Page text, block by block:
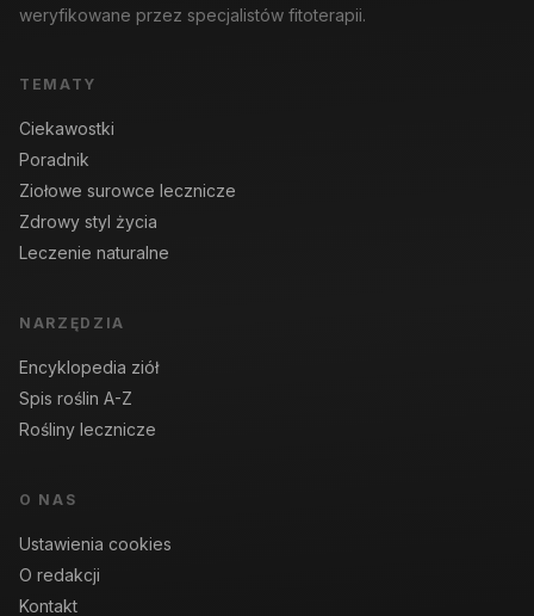
weryfikowane przez specjalistów fitoterapii.
TEMATY
Ciekawostki
Poradnik
Ziołowe surowce lecznicze
Zdrowy styl życia
Leczenie naturalne
NARZĘDZIA
Encyklopedia ziół
Spis roślin A-Z
Rośliny lecznicze
O NAS
Ustawienia cookies
O redakcji
Kontakt